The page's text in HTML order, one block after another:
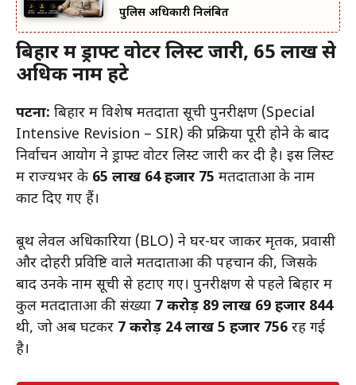
पुलिस अधिकारी निलंबित
बिहार में ड्राफ्ट वोटर लिस्ट जारी, 65 लाख से
अधिक नाम हटे
पटना: बिहार में विशेष मतदाता सूची पुनरीक्षण (Special
Intensive Revision – SIR) की प्रक्रिया पूरी होने के बाद
निर्वाचन आयोग ने ड्राफ्ट वोटर लिस्ट जारी कर दी है। इस लिस्ट
में राज्यभर के 65 लाख 64 हजार 75 मतदाताओं के नाम
काट दिए गए हैं।
बूथ लेवल अधिकारियों (BLO) ने घर-घर जाकर मृतक, प्रवासी
और दोहरी प्रविष्टि वाले मतदाताओं की पहचान की, जिसके
बाद उनके नाम सूची से हटाए गए। पुनरीक्षण से पहले बिहार में
कुल मतदाताओं की संख्या 7 करोड़ 89 लाख 69 हजार 844
थी, जो अब घटकर 7 करोड़ 24 लाख 5 हजार 756 रह गई
है।